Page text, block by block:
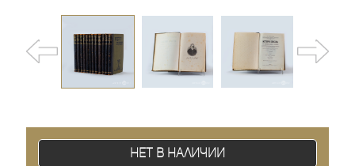
Нет в наличии